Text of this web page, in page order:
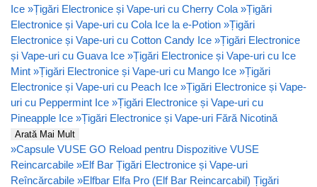
Ice »Țigări Electronice și Vape-uri cu Cherry Cola »Țigări
Electronice și Vape-uri cu Cola Ice la e-Potion »Țigări
Electronice și Vape-uri cu Cotton Candy Ice »Țigări Electronice
și Vape-uri cu Guava Ice »Țigări Electronice și Vape-uri cu Ice
Mint »Țigări Electronice și Vape-uri cu Mango Ice »Țigări
Electronice și Vape-uri cu Peach Ice »Țigări Electronice și Vape-
uri cu Peppermint Ice »Țigări Electronice și Vape-uri cu
Pineapple Ice »Țigări Electronice și Vape-uri Fără Nicotină
Arată Mai Mult
»Capsule VUSE GO Reload pentru Dispozitive VUSE
Reincarcabile »Elf Bar Țigări Electronice și Vape-uri
Reîncărcabile »Elfbar Elfa Pro (Elf Bar Reincarcabil) Țigări